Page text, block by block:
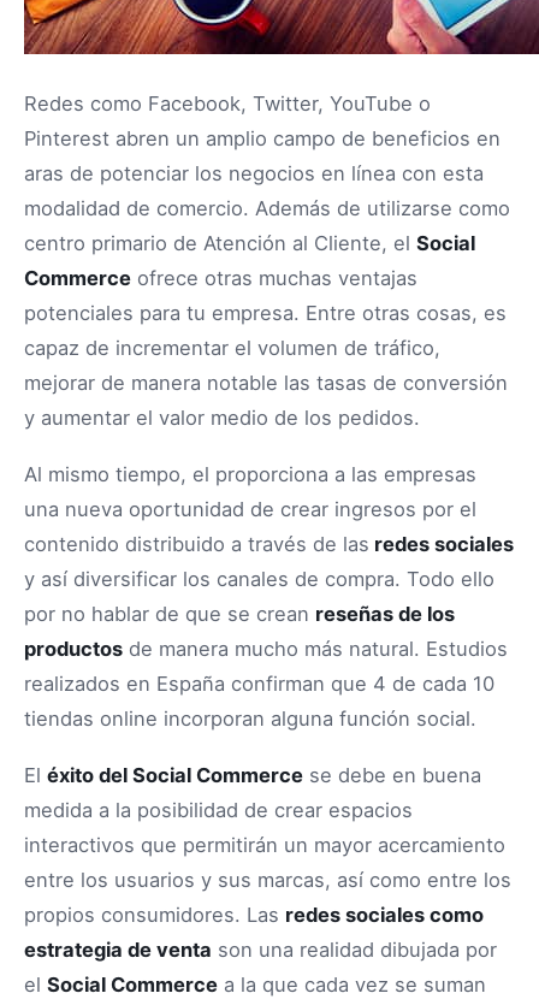
Redes como Facebook, Twitter, YouTube o
Pinterest abren un amplio campo de beneficios en
aras de potenciar los negocios en línea con esta
modalidad de comercio. Además de utilizarse como
centro primario de Atención al Cliente, el Social
Commerce ofrece otras muchas ventajas
potenciales para tu empresa. Entre otras cosas, es
capaz de incrementar el volumen de tráfico,
mejorar de manera notable las tasas de conversión
y aumentar el valor medio de los pedidos.
Al mismo tiempo, el proporciona a las empresas
una nueva oportunidad de crear ingresos por el
contenido distribuido a través de las redes sociales
y así diversificar los canales de compra. Todo ello
por no hablar de que se crean reseñas de los
productos de manera mucho más natural. Estudios
realizados en España confirman que 4 de cada 10
tiendas online incorporan alguna función social.
El éxito del Social Commerce se debe en buena
medida a la posibilidad de crear espacios
interactivos que permitirán un mayor acercamiento
entre los usuarios y sus marcas, así como entre los
propios consumidores. Las redes sociales como
estrategia de venta son una realidad dibujada por
el Social Commerce a la que cada vez se suman